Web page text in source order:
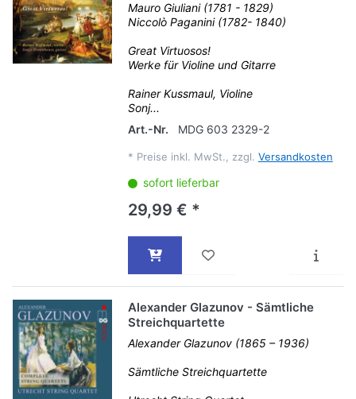
Mauro Giuliani (1781 - 1829)
Niccolò Paganini (1782- 1840)
Great Virtuosos!
Werke für Violine und Gitarre
Rainer Kussmaul, Violine
Sonj...
Art.-Nr.
MDG 603 2329-2
* Preise inkl. MwSt., zzgl. Versandkosten
sofort lieferbar
29,99 € *
Alexander Glazunov - Sämtliche
Streichquartette
Alexander Glazunov (1865 – 1936)
Sämtliche Streichquartette